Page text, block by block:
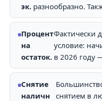
эк. разнообразно.
Процент
на
остаток.
Фактически
условие:
в 2026 году
Снятие
наличн
снятием в